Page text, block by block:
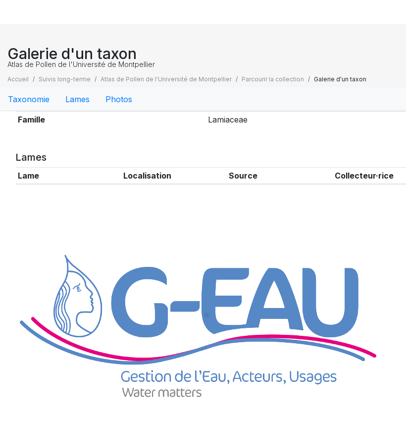
Galerie d'un taxon
Atlas de Pollen de l'Université de Montpellier
Accueil Suivis long-terme Atlas de Pollen de l'Université de Montpellier Parcourir la collection Galerie d'un taxon
Taxonomie Lames Photos
Taxonomie
Famille Lamiaceae
Lames
Lame Localisation Source Collecteur·rice